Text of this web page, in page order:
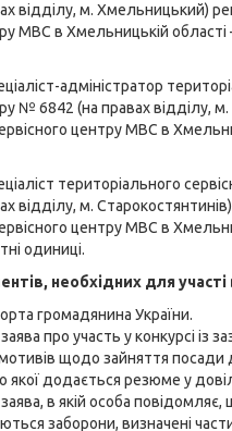
відділу, м. Хмельницький)
МВС в Хмельницькій області
адміністратор
№ 6842 (на правах відділу, м.
центру МВС в
територіального
відділу, м. Старокостянтинів)
центру МВС в
одиниці.
необхідних для участі
громадянина України.
про участь у конкурсі із
щодо зайняття посади
якої додається резюме у
в якій особа повідомляє,
заборони, визначені